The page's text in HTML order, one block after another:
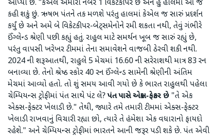
આપ્યો છે. "કેએલ અમારો નંબર 1 વિકેટકીપર છે અને હું હાલમાં આ જ
કહી શકું છું. ઋષભ પંતને તક મળશે પરંતુ હાલમાં કેએલ જ સારું પ્રદર્શન
કર્યું છે અને અમે બે વિકેટકીપર-બેટ્સમેનોને રમી શકતા નથી, તેવું ગંભીરે
ઈંગ્લેન્ડ શ્રેણી પછી કહ્યું હતું. રાહુલ માટે સમર્થન ખૂબ જ સારું રહ્યું છે,
પરંતુ વાપસી ખરેખર ટીમમાં તેના સમાવેશને વાજબી ઠેરવી શકી નથી.
2024 ની શરૂઆતથી, રાહુલે 5 મેચમાં 16.60 ની સરેરાશથી માત્ર 83 રન
બનાવ્યા છે. તેનો શ્રેષ્ઠ સ્કોર 40 રન ઈંગ્લેન્ડ સામેની શ્રેણીની અંતિમ
મેચમાં આવ્યો હતો. તો શું સમય આવી ગયો છે કે ભારત રાહુલથી પહેલા
ચેમ્પિયન્સ ટ્રોફીમાં પંત સાથે પંટ લે?પંત પાસે એક્સ-ફેક્ટર છે "તે એક
એક્સ-ફેક્ટર ખેલાડી છે." તેથી, જ્યારે તમે તમારી ટીમમાં એક્સ-ફેક્ટર
ખેલાડી રાખવાનું વિચારી રહ્યા છો, ત્યારે તે હંમેશા એક વધારાનો ફાયદો
રહેશે." અને ચેમ્પિયન્સ ટ્રોફીમાં ભારતને આની જરૂર પડી શકે છે. પંત એવી